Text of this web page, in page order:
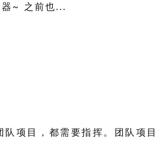
器~ 之前也...
目，都需要指挥。团队项